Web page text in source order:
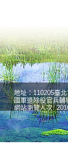
地址：110205臺
國軍退除役官兵
網站瀏覽人次: